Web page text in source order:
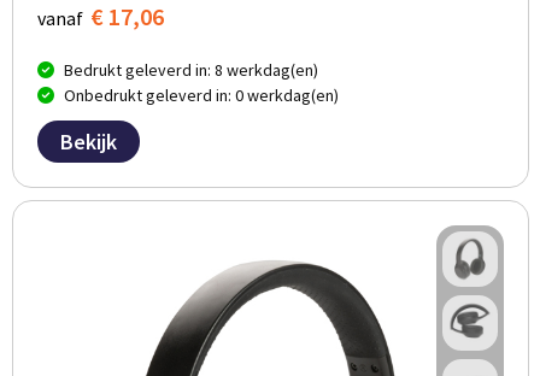
vanaf € 17,06
Bedrukt geleverd in: 8 werkdag(en)
Onbedrukt geleverd in: 0 werkdag(en)
Bekijk